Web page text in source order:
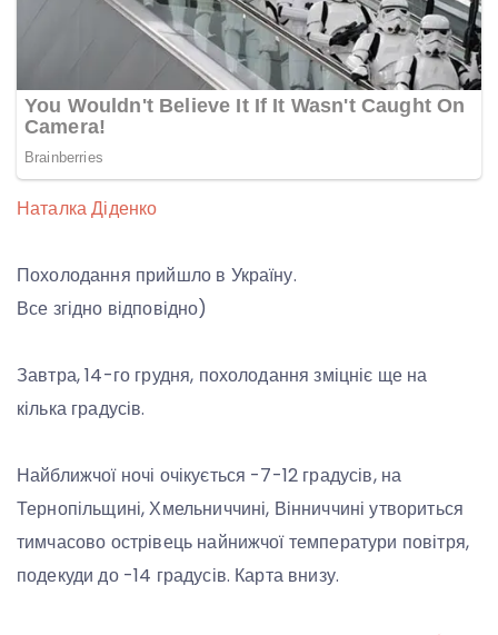
Наталка Діденко
Похолодання прийшло в Україну.
Все згідно відповідно)
Завтра, 14-го грудня, похолодання зміцніє ще на
кілька градусів.
Найближчої ночі очікується -7-12 градусів, на
Тернопільщині, Хмельниччині, Вінниччині утвориться
тимчасово острівець найнижчої температури повітря,
подекуди до -14 градусів. Карта внизу.